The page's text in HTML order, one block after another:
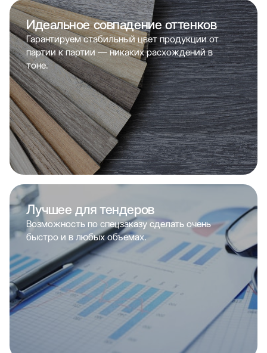
Идеальное совпадение оттенков
Гарантируем стабильный цвет продукции от
партии к партии — никаких расхождений в
тоне.
Лучшее для тендеров
Возможность по спецзаказу сделать очень
быстро и в любых объемах.